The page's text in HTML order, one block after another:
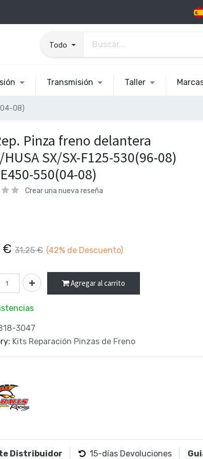
Todo
Transmisión Taller
08)
Pinza freno delantera
SX/SX-F125-530(96-08)
550(04-08)
Crear una nueva reseña
€ 31,25€ (42% de Descuento)
Agregar al carrito
3047
Kits Reparación Pinzas de Freno
Distribuidor 15-días Devoluciones